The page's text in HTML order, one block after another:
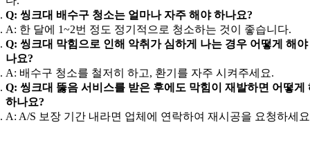
Q: 씽크대 배수구 청소는 얼마나 자주 해야 하나요?
A: 한 달에 1~2번 정도 정기적으로 청소하는 것이 좋습니다.
Q: 씽크대 막힘으로 인해 악취가 심하게 나는 경우 어떻게 해야
나요?
A: 배수구 청소를 철저히 하고, 환기를 자주 시켜주세요.
Q: 씽크대 뚫음 서비스를 받은 후에도 막힘이 재발하면 어떻게
하나요?
A: A/S 보장 기간 내라면 업체에 연락하여 재시공을 요청하세